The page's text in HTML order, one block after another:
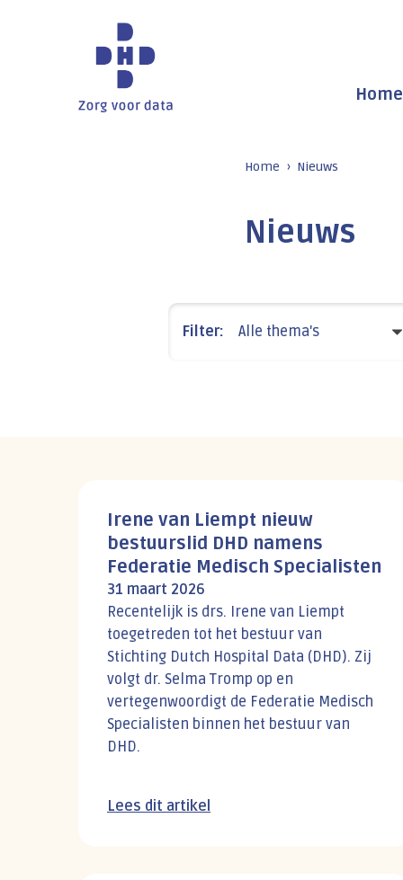
Home
Home Nieuws
Nieuws
Filter: Alle thema's
Irene van Liempt nieuw
bestuurslid DHD namens
Federatie Medisch Specialisten
31 maart 2026
Recentelijk is drs. Irene van Liempt
toegetreden tot het bestuur van
Stichting Dutch Hospital Data (DHD). Zij
volgt dr. Selma Tromp op en
vertegenwoordigt de Federatie Medisch
Specialisten binnen het bestuur van
DHD.
Lees dit artikel